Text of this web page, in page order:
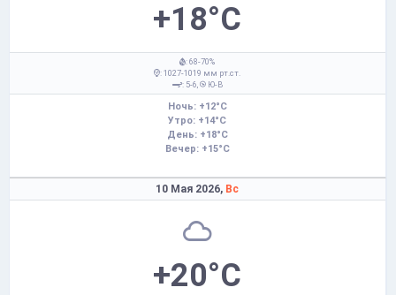
+18°C
: 68-70%
: 1027-1019 мм рт.ст.
: 5-6,
Ю-В
Ночь: +12°C
Утро: +14°C
День: +18°C
Вечер: +15°C
10 Мая 2026, Вс
+20°C